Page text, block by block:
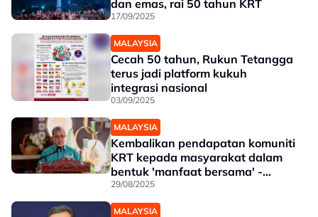
dan emas, rai 50 tahun KRT
17/09/2025
MALAYSIA
Cecah 50 tahun, Rukun Tetangga
terus jadi platform kukuh
integrasi nasional
03/09/2025
MALAYSIA
Kembalikan pendapatan komuniti
KRT kepada masyarakat dalam
bentuk 'manfaat bersama' -
Aaron
29/08/2025
MALAYSIA